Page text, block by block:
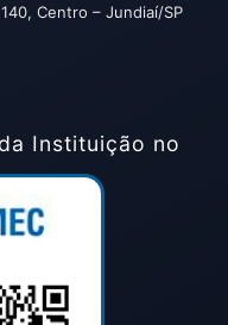
Centro – Jundiaí/SP
Instituição no